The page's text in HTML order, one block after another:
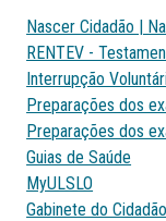
Nascer Cidadão |
RENTEV -
Interrupção
Preparações dos
Preparações dos
Guias de Saúde
MyULSLO
Gabinete do Cidadão